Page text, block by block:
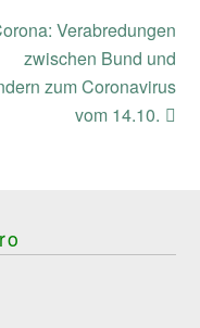
post:
Verabredungen
zwischen Bund und
zum Coronavirus
vom 14.10.